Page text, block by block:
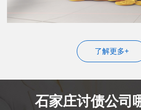
了解更多+
石家庄讨债公司